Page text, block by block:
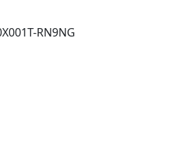
RN9NG